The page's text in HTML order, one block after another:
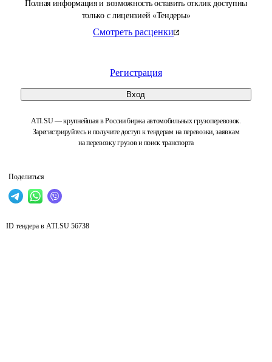
Полная информация и возможность оставить отклик доступны
только с лицензией «Тендеры»
Смотреть расценки
Регистрация
Вход
ATI.SU — крупнейшая в России биржа автомобильных грузоперевозок.
Зарегистрируйтесь и получите доступ к тендерам на перевозки, заявкам
на перевозку грузов и поиск транспорта
Поделиться
ID тендера в ATI.SU 56738